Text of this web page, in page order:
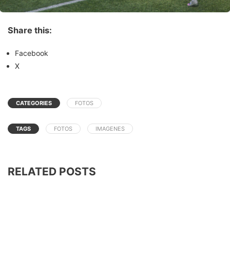
Share this:
Facebook
X
CATEGORIES FOTOS
TAGS FOTOS IMAGENES
RELATED POSTS